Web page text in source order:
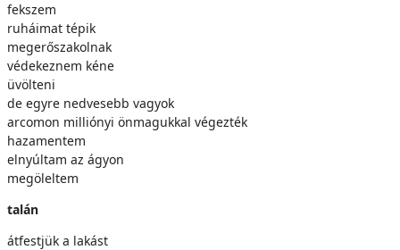
fekszem
ruháimat tépik
megerőszakolnak
védekeznem kéne
üvölteni
de egyre nedvesebb vagyok
arcomon milliónyi önmagukkal végezték
hazamentem
elnyúltam az ágyon
megöleltem
talán
átfestjük a lakást